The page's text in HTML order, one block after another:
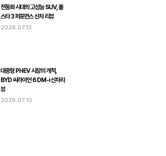
전동화 시대의 고성능 SUV, 폴
스타 3 퍼포먼스 신차 리뷰
2026.07.13
대중형 PHEV 시장의 개척,
BYD 씨라이언 6 DM-i 신차리
뷰
2026.07.10